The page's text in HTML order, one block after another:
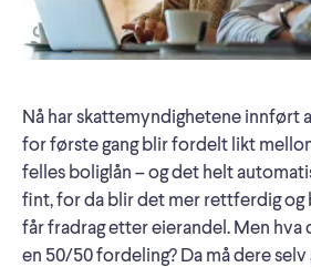
Nå har skattemyndighetene innført
for første gang blir fordelt likt
felles boliglån – og det helt
fint, for da blir det mer rettferdig og
får fradrag etter eierandel. Men hva
en 50/50 fordeling? Da må dere